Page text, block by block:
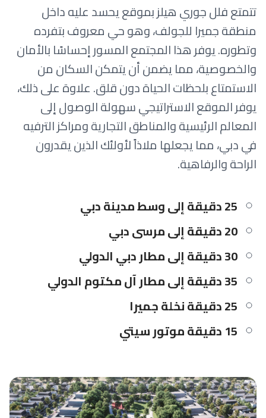
تتمتع فلل جوري هيلز بموقع يحسد عليه داخل
منطقة جميرا للجولف، وهو حي معروف بتفرده
وتطوره. يوفر هذا المجتمع المسور إحساسًا بالأمان
والخصوصية، مما يضمن أن يتمكن السكان من
الاستمتاع بلحظات الحياة دون قلق. علاوة على ذلك،
يوفر الموقع الاستراتيجي سهولة الوصول إلى
المعالم الرئيسية والمناطق التجارية ومراكز الترفيه
في دبي، مما يجعلها ملاذاً لأولئك الذين يقدرون
الراحة والرفاهية.
25 دقيقة إلى وسط مدينة دبي
20 دقيقة إلى مرسى دبي
30 دقيقة إلى مطار دبي الدولي
35 دقيقة إلى مطار آل مكتوم الدولي
25 دقيقة نخلة جميرا
15 دقيقة موتور سيتي